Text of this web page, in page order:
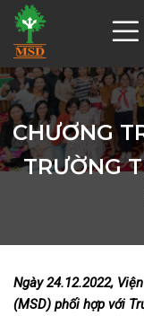
CHƯƠNG
TRƯỜNG
Ngày 24.12.2022,
(MSD) phối hợp với